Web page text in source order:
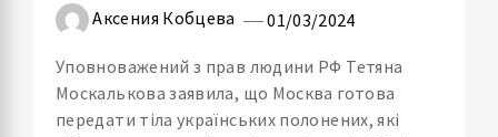
Аксения Кобцева 01/03/2024
Уповноважений з прав людини РФ Тетяна
Москалькова заявила, що Москва готова
передати тіла українських полонених, які